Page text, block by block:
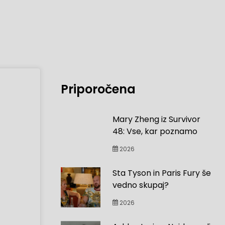
Priporočena
Mary Zheng iz Survivor
48: Vse, kar poznamo
2026
Sta Tyson in Paris Fury še
vedno skupaj?
2026